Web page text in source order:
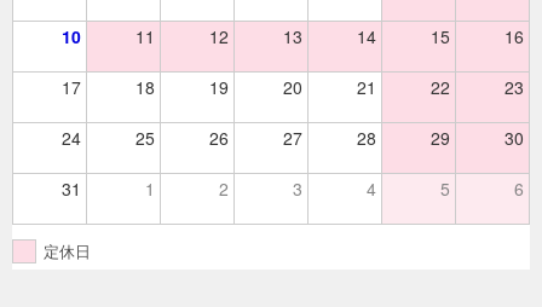
10 11 12 13 14 15 16
17 18 19 20 21 22 23
24 25 26 27 28 29 30
31 1 2 3 4 5 6
定休日